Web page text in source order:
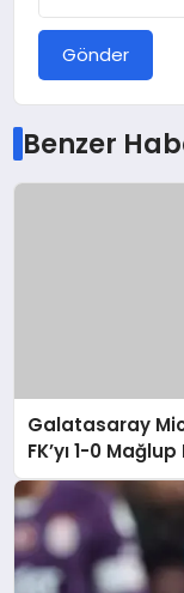
Gönder
Benzer
Galatasaray
FK’yı 1-0